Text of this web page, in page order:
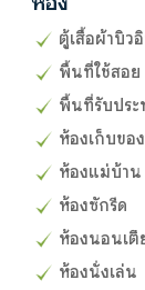
ตู้เสื้อผ้าบิว
พื้นที่ใช้สอย
พื้นที่รับประ
ห้องเก็บของ
ห้องแม่บ้าน
ห้องซักรีด
ห้องนอนเตี
ห้องนั่งเล่น